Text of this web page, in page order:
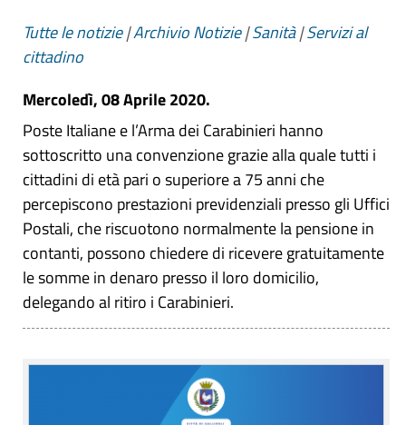
Tutte le notizie|Archivio Notizie|Sanità|Servizi al
cittadino
Mercoledì, 08 Aprile 2020.
Poste Italiane e l’Arma dei Carabinieri hanno
sottoscritto una convenzione grazie alla quale tutti i
cittadini di età pari o superiore a 75 anni che
percepiscono prestazioni previdenziali presso gli Uffici
Postali, che riscuotono normalmente la pensione in
contanti, possono chiedere di ricevere gratuitamente
le somme in denaro presso il loro domicilio,
delegando al ritiro i Carabinieri.